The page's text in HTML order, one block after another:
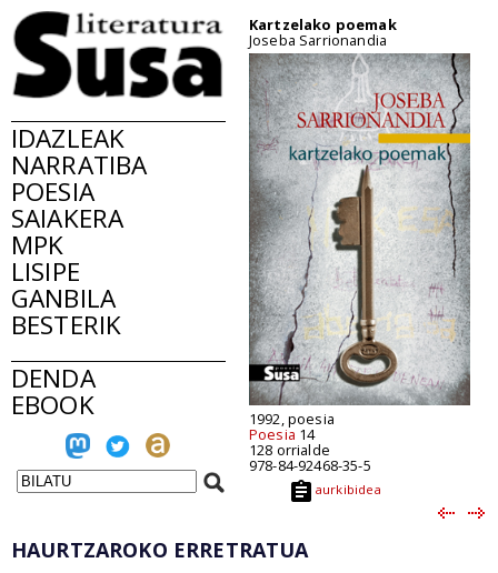
IDAZLEAK
NARRATIBA
POESIA
SAIAKERA
MPK
LISIPE
GANBILA
BESTERIK
DENDA
EBOOK
Kartzelako poemak
Joseba Sarrionandia
1992, poesia
Poesia 14
128 orrialde
978-84-92468-35-5
aurkibidea
HAURTZAROKO ERRETRATUA